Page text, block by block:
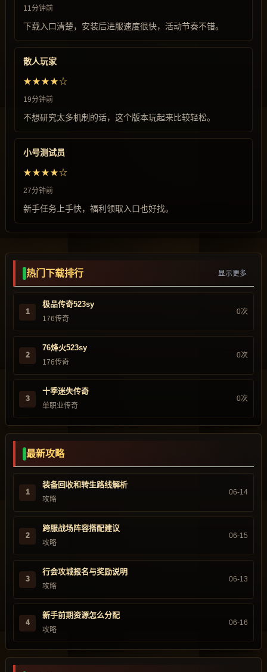
11分钟前
下载入口清楚，安装后进服速度很快，活动节奏不错。
散人玩家
★★★★☆
19分钟前
不想研究太多机制的话，这个版本玩起来比较轻松。
小号测试员
★★★★☆
27分钟前
新手任务上手快，福利领取入口也好找。
热门下载排行 显示更多
1
极品传奇523sy
176传奇
0次
2
76烽火523sy
176传奇
0次
3
十季迷失传奇
单职业传奇
0次
最新攻略
1
装备回收和转生路线解析
攻略
06-14
2
跨服战场阵容搭配建议
攻略
06-15
3
行会攻城报名与奖励说明
攻略
06-13
4
新手前期资源怎么分配
攻略
06-16